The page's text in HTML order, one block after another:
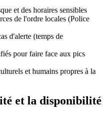
et des horaires sensibles
de l'ordre locales (Police
d'alerte (temps de
pour faire face aux pics
et humains propres à la
et la disponibilité